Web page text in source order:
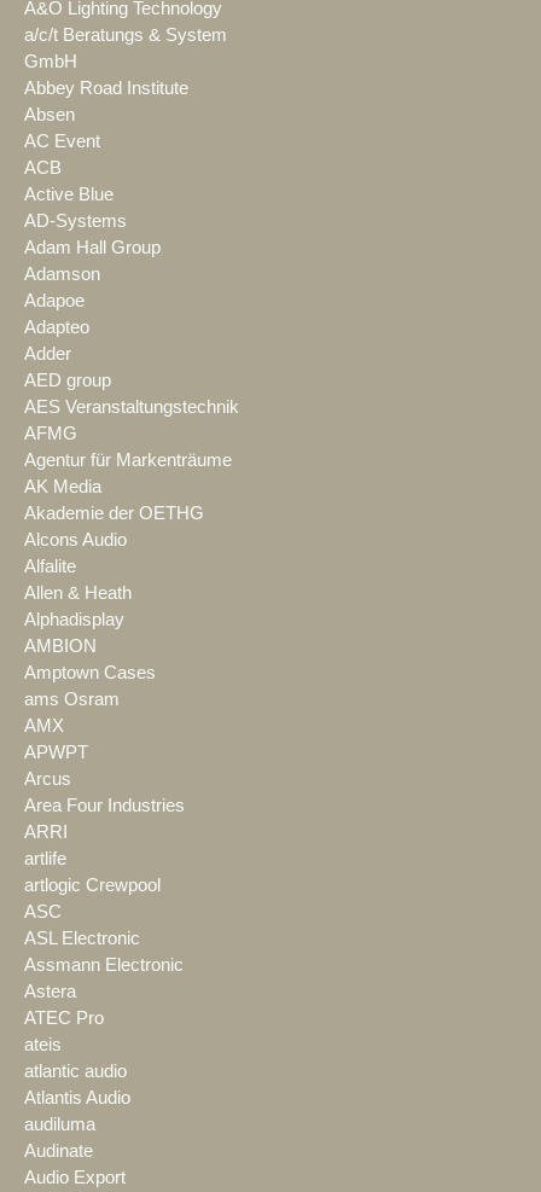
A&O Lighting Technology
a/c/t Beratungs & System
GmbH
Abbey Road Institute
Absen
AC Event
ACB
Active Blue
AD-Systems
Adam Hall Group
Adamson
Adapoe
Adapteo
Adder
AED group
AES Veranstaltungstechnik
AFMG
Agentur für Markenträume
AK Media
Akademie der OETHG
Alcons Audio
Alfalite
Allen & Heath
Alphadisplay
AMBION
Amptown Cases
ams Osram
AMX
APWPT
Arcus
Area Four Industries
ARRI
artlife
artlogic Crewpool
ASC
ASL Electronic
Assmann Electronic
Astera
ATEC Pro
ateis
atlantic audio
Atlantis Audio
audiluma
Audinate
Audio Export